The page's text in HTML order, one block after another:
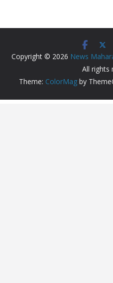
Copyright © 2026 News
All rights
Theme: ColorMag by